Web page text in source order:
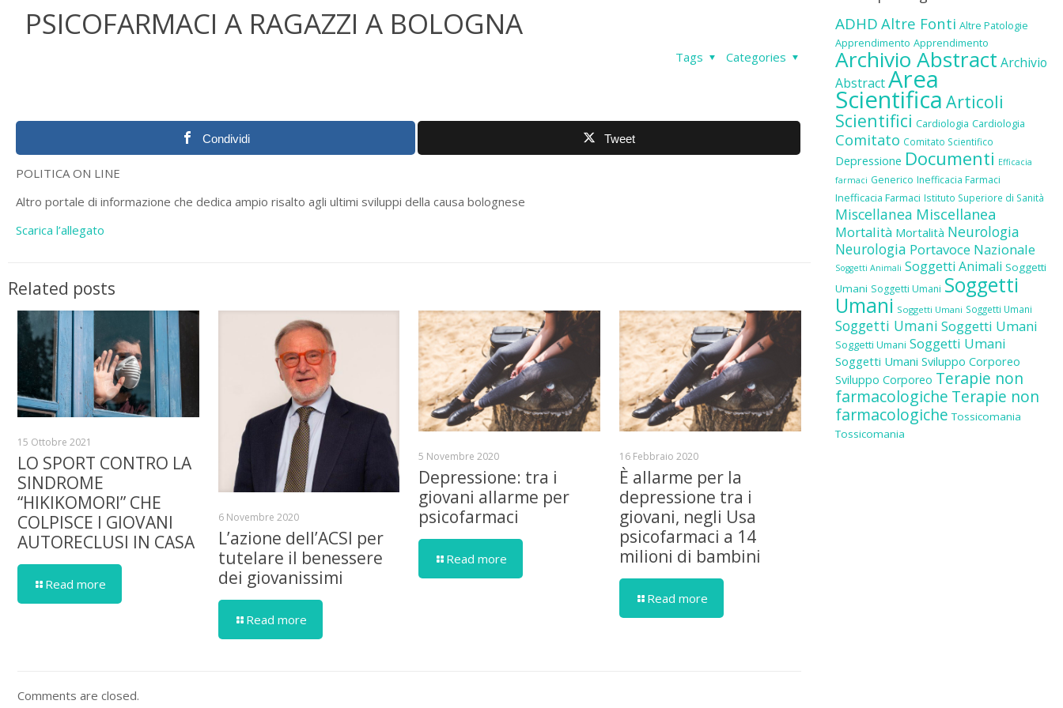
PSICOFARMACI A RAGAZZI A BOLOGNA
Categories
Tags
Condividi Tweet
POLITICA ON LINE
Altro portale di informazione che dedica ampio risalto agli ultimi sviluppi della causa bolognese
Scarica l’allegato
Related posts
15 Ottobre 2021
LO SPORT CONTRO LA
SINDROME
“HIKIKOMORI” CHE
COLPISCE I GIOVANI
AUTORECLUSI IN CASA
Read more
6 Novembre 2020
L’azione dell’ACSI per
tutelare il benessere
dei giovanissimi
Read more
5 Novembre 2020
Depressione: tra i
giovani allarme per
psicofarmaci
Read more
16 Febbraio 2020
È allarme per la
depressione tra i
giovani, negli Usa
psicofarmaci a 14
milioni di bambini
Read more
Comments are closed.
ADHD Altre Fonti Altre Patologie
Apprendimento Apprendimento
Archivio Abstract Archivio
AbstractArea
Scientifica Articoli
Scientifici Cardiologia Cardiologia
Comitato Comitato Scientifico
Depressione Documenti Efficacia
farmaci Generico Inefficacia Farmaci
Inefficacia Farmaci Istituto Superiore di Sanità
Miscellanea Miscellanea
Mortalità Mortalità Neurologia
Neurologia Portavoce Nazionale
Soggetti Animali Soggetti Animali Soggetti
Umani Soggetti Umani Soggetti
Umani Soggetti Umani Soggetti Umani
Soggetti Umani Soggetti Umani
Soggetti Umani Soggetti Umani
Soggetti Umani Sviluppo Corporeo
Sviluppo Corporeo Terapie non
farmacologiche Terapie non
farmacologiche Tossicomania
Tossicomania